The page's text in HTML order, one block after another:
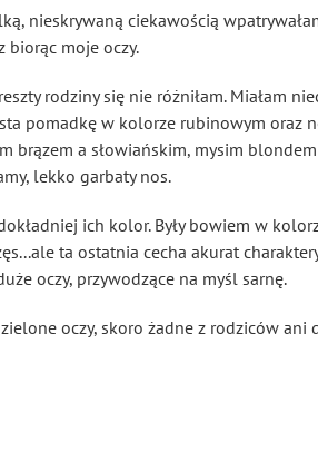
nieskrywaną ciekawością
biorąc moje oczy.
rodziny się nie różniłam. Miałam
pomadkę w kolorze rubinowym oraz
brązem a słowiańskim, mysim
lekko garbaty nos.
ich kolor. Były bowiem w
ta ostatnia cecha akurat
oczy, przywodzące na myśl sarnę.
oczy, skoro żadne z rodziców ani